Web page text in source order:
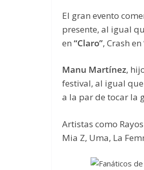
El gran evento
presente, al igual
en “Claro”, Crash en
Manu Martínez,
festival, al igual que
a la par de tocar la
Artistas como
Mia Z, Uma, La